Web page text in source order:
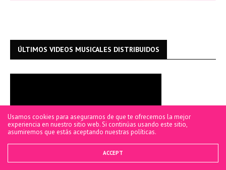
ÚLTIMOS VIDEOS MUSICALES DISTRIBUIDOS
Usamos cookies para asegurarnos de que te ofrecemos la mejor
experiencia en nuestro sitio web. Si continúas usando este sitio,
asumiremos que estás aceptando nuestras políticas.
ACCEPT